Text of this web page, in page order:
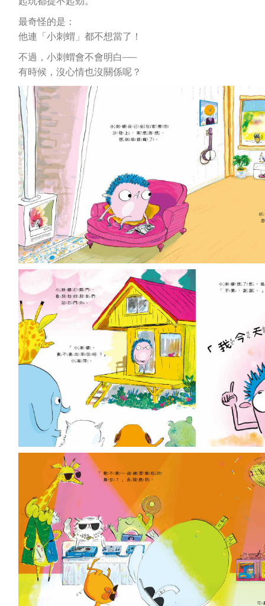
最奇怪的是：
他連「小刺蝟」都不想當了！
不過，小刺蝟會不會明白──
有時候，沒心情也沒關係呢？